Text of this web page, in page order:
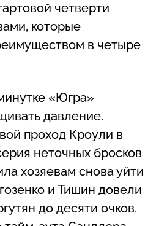
четверти
которые
в четыре
«Югра»
давление.
проход Кроули в
неточных бросков
хозяевам снова уйти
и Тишин довели
до десяти очков.